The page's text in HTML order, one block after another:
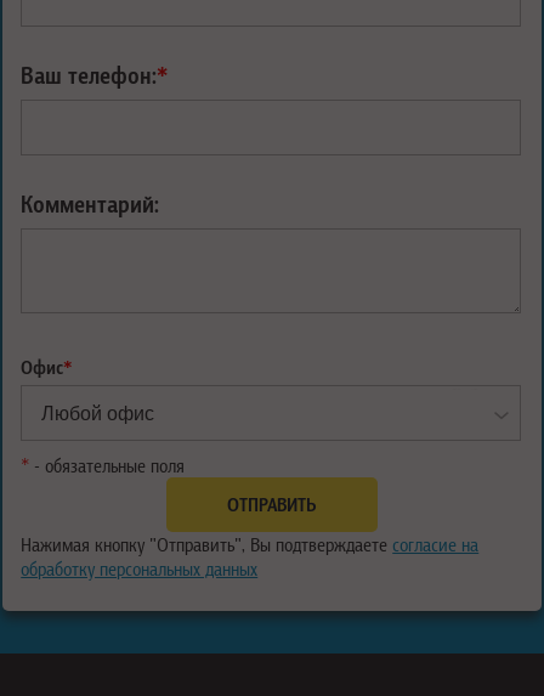
Ваш телефон:*
Комментарий:
Офис*
* - обязательные поля
Нажимая кнопку "Отправить", Вы подтверждаете согласие на
обработку персональных данных